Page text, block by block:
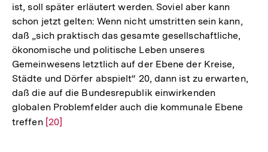
ist, soll später erläutert werden. Soviel aber kann
schon jetzt gelten: Wenn nicht umstritten sein kann,
daß „sich praktisch das gesamte gesellschaftliche,
ökonomische und politische Leben unseres
Gemeinwesens letztlich auf der Ebene der Kreise,
Städte und Dörfer abspielt“ 20, dann ist zu erwarten,
daß die auf die Bundesrepublik einwirkenden
globalen Problemfelder auch die kommunale Ebene
treffen Zur
[20]